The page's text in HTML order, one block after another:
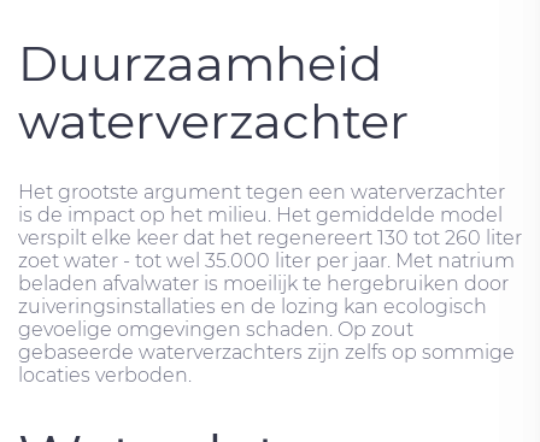
Duurzaamheid
waterverzachter
Het grootste argument tegen een waterverzachter
is de impact op het milieu. Het gemiddelde model
verspilt elke keer dat het regenereert 130 tot 260 liter
zoet water - tot wel 35.000 liter per jaar. Met natrium
beladen afvalwater is moeilijk te hergebruiken door
zuiveringsinstallaties en de lozing kan ecologisch
gevoelige omgevingen schaden. Op zout
gebaseerde waterverzachters zijn zelfs op sommige
locaties verboden.